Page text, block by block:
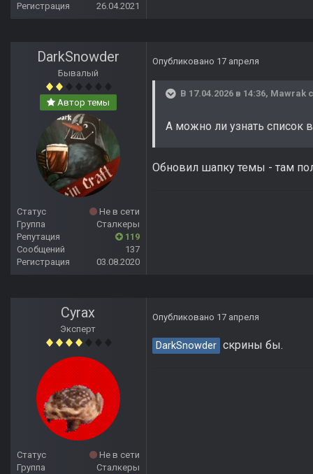
Регистрация
26.04.2021
DarkSnowder
Бывалый
Автор темы
Статус
Не в сети
Группа
Сталкеры
Репутация
119
Сообщений
137
Регистрация
03.08.2020
Опубликовано 17 апреля
В 17.04.2026 в 14:36, Mawrak
А можно ли узнать список
Обновил шапку темы - там
Cyrax
Эксперт
Статус
Не в сети
Группа
Сталкеры
Опубликовано 17 апреля
DarkSnowder скрины бы.